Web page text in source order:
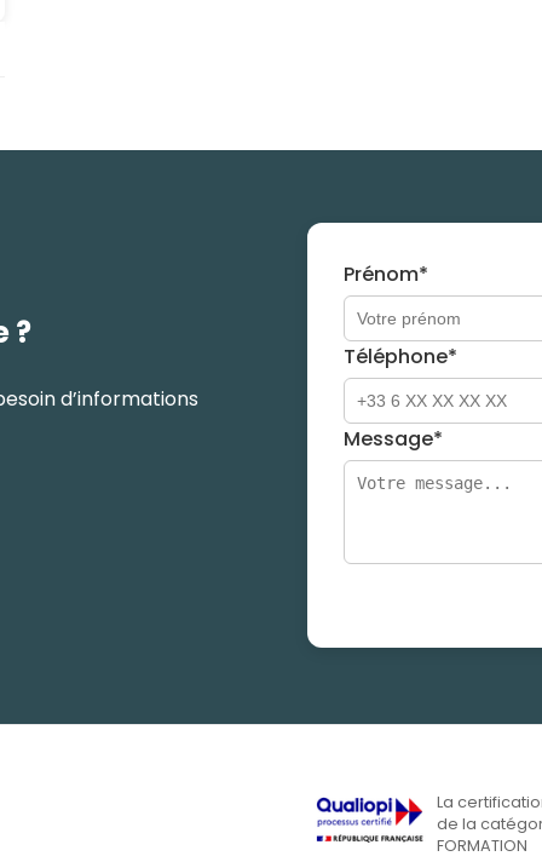
?
d’informations
Prénom*
Téléphone*
Message*
La
de la
FORMATION